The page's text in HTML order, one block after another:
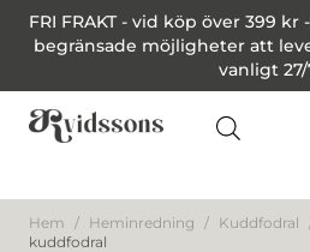
FRI FRAKT - vid köp över 399 kr
begränsade möjligheter att
vanligt 27/
Hem / Heminredning / Kuddfodral
kuddfodral